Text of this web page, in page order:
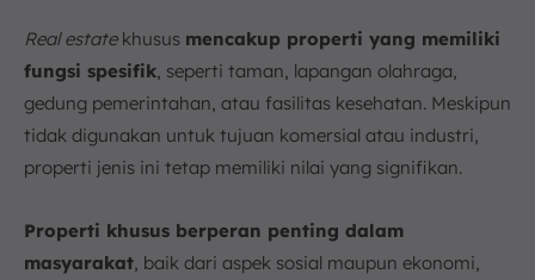
Real estatekhusus mencakup properti yang memiliki
fungsi spesifik , seperti taman, lapangan olahraga,
gedung pemerintahan, atau fasilitas kesehatan. Meskipun
tidak digunakan untuk tujuan komersial atau industri,
properti jenis ini tetap memiliki nilai yang signifikan.
Properti khusus berperan penting dalam
masyarakat , baik dari aspek sosial maupun ekonomi,